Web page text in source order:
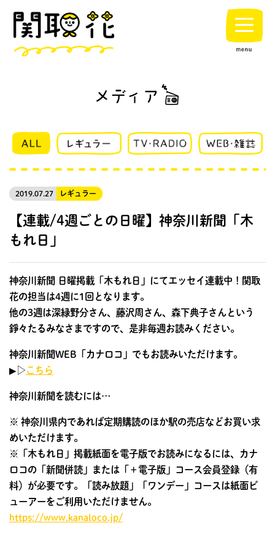
2019.07.27 レギュラー
【連載/4週ごとの日曜】神奈川新聞「木
もれ日」
神奈川新聞 日曜掲載「木もれ日」にてエッセイ連載中！関取
花の担当は4週に1回となります。
他の3週は深緑野分さん、藤沢周さん、森下典子さんという
錚々たるみなさまですので、是非毎週お読みください。
神奈川新聞WEB「カナロコ」でもお読みいただけます。
▶︎▷こちら
神奈川新聞を読むには…
※ 神奈川県内であれば定期購読のほか駅の売店などお買い求
めいただけます。
※「木もれ日」掲載紙面を電子版でお読みになるには、カナ
ロコの「新聞併読」または「＋電子版」コース会員登録（有
料）が必要です。「読み放題」「ワンデー」コースは紙面ビ
ューアーをご利用いただけません。
https://www.kanaloco.jp/